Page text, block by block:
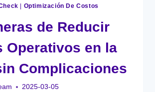
Optimización De Costos
de Reducir
Operativos en la
Complicaciones
2025-03-05